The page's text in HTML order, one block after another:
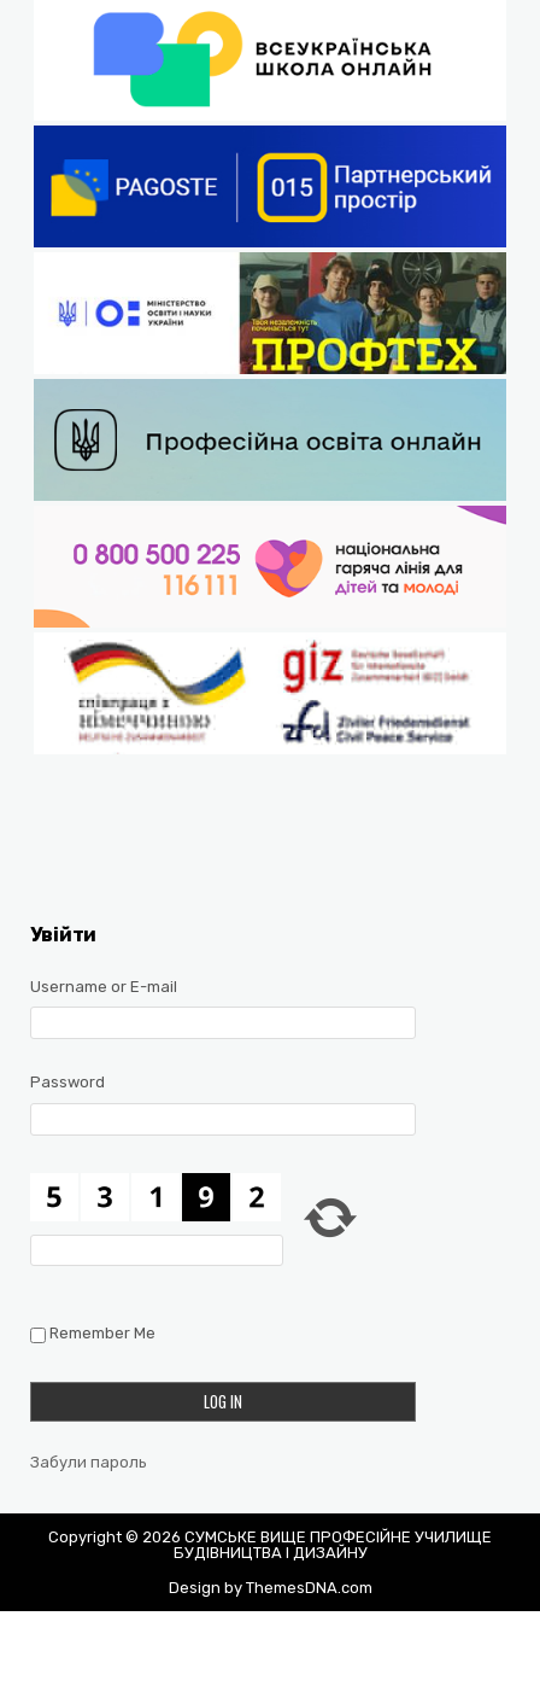
Увійти
Username or E-mail
Password
Remember Me
Забули пароль
Copyright © 2026 СУМСЬКЕ ВИЩЕ ПРОФЕСІЙНЕ УЧИЛИЩЕ
БУДІВНИЦТВА І ДИЗАЙНУ
Design by ThemesDNA.com